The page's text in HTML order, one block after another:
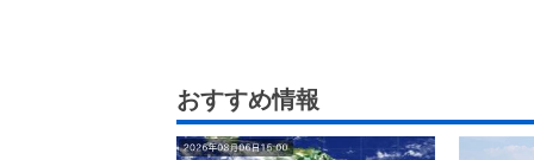
おすすめ情報